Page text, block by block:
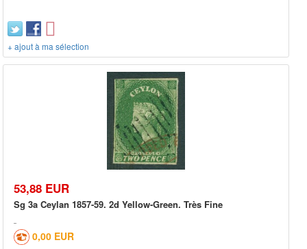
+ ajout à ma sélection
53,88 EUR
Sg 3a Ceylan 1857-59. 2d Yellow-Green. Très Fine
0,00 EUR